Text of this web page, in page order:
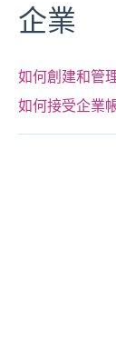
企業
如何創建和管
如何接受企業